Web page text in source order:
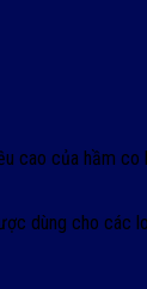
của hầm
dùng cho các